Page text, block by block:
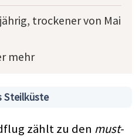
trockener von Mai
mehr
Steilküste
zählt zu den must-